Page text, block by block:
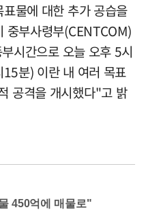
물에 대한 추가 공습을
중부사령부(CENTCOM)
시간으로 오늘 오후 5시
분) 이란 내 여러 목표
공격을 개시했다"고 밝
450억에 매물로"